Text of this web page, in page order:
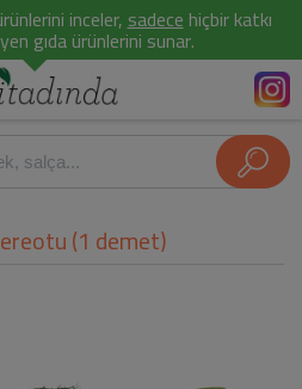
inceler,sadecehiçbir katkı
gıda ürünlerini sunar.
(1 demet)